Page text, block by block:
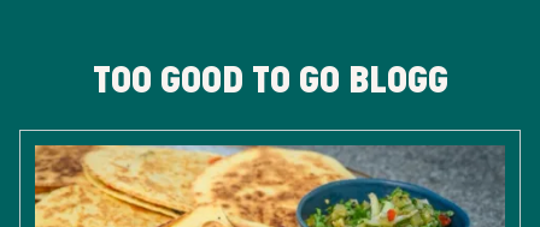
TOO GOOD TO GO BLOGG